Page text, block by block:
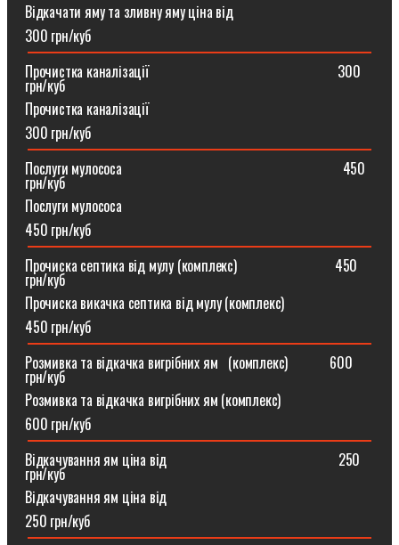
Відкачати яму та зливну яму ціна від
300 грн/куб
Прочистка каналізації⠀⠀⠀⠀⠀⠀⠀⠀⠀⠀⠀⠀⠀⠀⠀⠀⠀⠀300
грн/куб
Прочистка каналізації
300 грн/куб
Послуги мулососа⠀⠀⠀⠀⠀⠀⠀⠀⠀⠀⠀⠀⠀⠀⠀⠀⠀⠀⠀⠀⠀450
грн/куб
Послуги мулососа
450 грн/куб
Прочиска септика від мулу (комплекс) ⠀⠀⠀⠀⠀⠀⠀⠀⠀450
грн/куб
Прочиска викачка септика від мулу (комплекс)
450 грн/куб
Розмивка та відкачка вигрібних ям⠀(комплекс)⠀⠀⠀⠀600
грн/куб
Розмивка та відкачка вигрібних ям (комплекс)⠀
600 грн/куб
Відкачування ям ціна від ⠀⠀⠀⠀⠀⠀⠀⠀⠀⠀⠀⠀⠀⠀⠀⠀250
грн/куб
Відкачування ям ціна від
250 грн/куб